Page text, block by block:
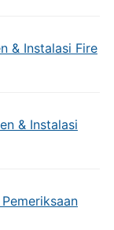
& Instalasi Fire
& Instalasi